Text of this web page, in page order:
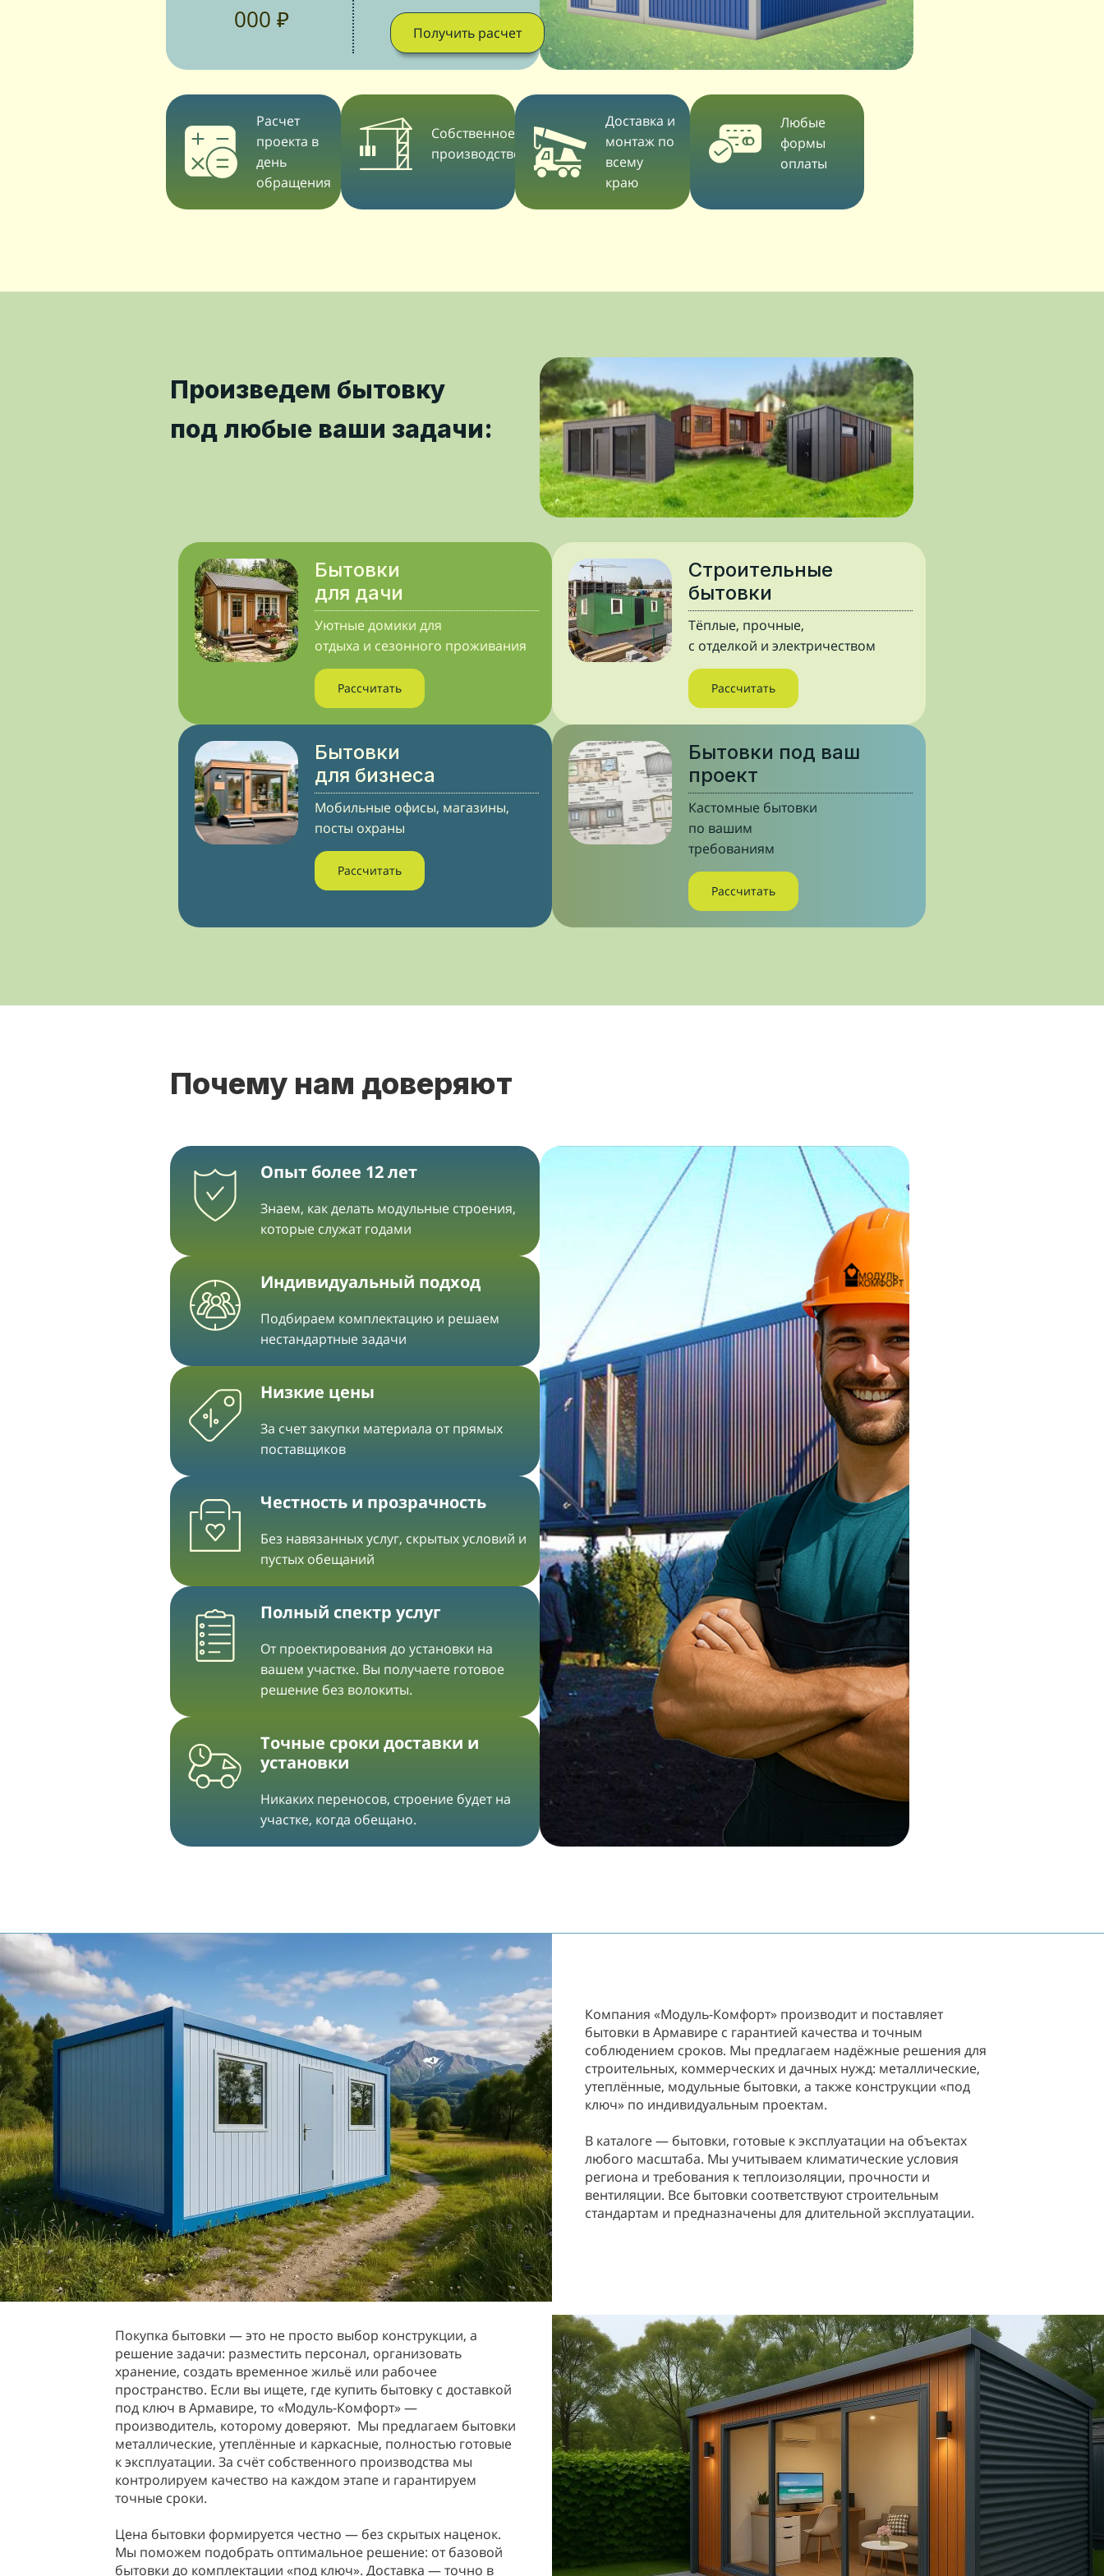
000 ₽
Получить расчет
Расчет
проекта в
день
обращения
Собственное
производство
Доставка и
монтаж по
всему
краю
Любые
формы
оплаты
Произведем бытовку
под любые ваши задачи:
Бытовки
для дачи
Уютные домики для
отдыха и сезонного проживания
Рассчитать
Строительные
бытовки
Тёплые, прочные,
с отделкой и электричеством
Рассчитать
Бытовки
для бизнеса
Мобильные офисы, магазины,
посты охраны
Рассчитать
Бытовки под ваш
проект
Кастомные бытовки
по вашим
требованиям
Рассчитать
Почему нам доверяют
Опыт более 12 лет
Знаем, как делать модульные строения,
которые служат годами
Индивидуальный подход
Подбираем комплектацию и решаем
нестандартные задачи
Низкие цены
За счет закупки материала от прямых
поставщиков
Честность и прозрачность
Без навязанных услуг, скрытых условий и
пустых обещаний
Полный спектр услуг
От проектирования до установки на
вашем участке. Вы получаете готовое
решение без волокиты.
Точные сроки доставки и
установки
Никаких переносов, строение будет на
участке, когда обещано.
Компания «Модуль-Комфорт» производит и поставляет
бытовки в Армавире с гарантией качества и точным
соблюдением сроков. Мы предлагаем надёжные решения для
строительных, коммерческих и дачных нужд: металлические,
утеплённые, модульные бытовки, а также конструкции «под
ключ» по индивидуальным проектам.
В каталоге — бытовки, готовые к эксплуатации на объектах
любого масштаба. Мы учитываем климатические условия
региона и требования к теплоизоляции, прочности и
вентиляции. Все бытовки соответствуют строительным
стандартам и предназначены для длительной эксплуатации.
Покупка бытовки — это не просто выбор конструкции, а
решение задачи: разместить персонал, организовать
хранение, создать временное жильё или рабочее
пространство. Если вы ищете, где купить бытовку с доставкой
под ключ в Армавире, то «Модуль-Комфорт» —
производитель, которому доверяют. Мы предлагаем бытовки
металлические, утеплённые и каркасные, полностью готовые
к эксплуатации. За счёт собственного производства мы
контролируем качество на каждом этапе и гарантируем
точные сроки.
Цена бытовки формируется честно — без скрытых наценок.
Мы поможем подобрать оптимальное решение: от базовой
бытовки до комплектации «под ключ». Доставка — точно в